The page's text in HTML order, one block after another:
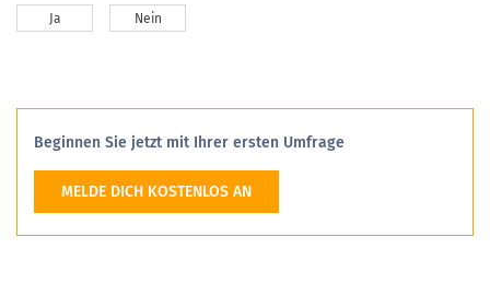
Ja Nein
Beginnen Sie jetzt mit Ihrer ersten Umfrage
MELDE DICH KOSTENLOS AN